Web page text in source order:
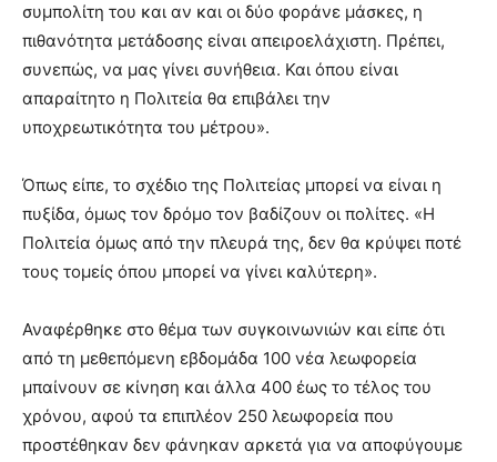
συμπολίτη του και αν και οι δύο φοράνε μάσκες, η
πιθανότητα μετάδοσης είναι απειροελάχιστη. Πρέπει,
συνεπώς, να μας γίνει συνήθεια. Και όπου είναι
απαραίτητο η Πολιτεία θα επιβάλει την
υποχρεωτικότητα του μέτρου».
Όπως είπε, το σχέδιο της Πολιτείας μπορεί να είναι η
πυξίδα, όμως τον δρόμο τον βαδίζουν οι πολίτες. «Η
Πολιτεία όμως από την πλευρά της, δεν θα κρύψει ποτέ
τους τομείς όπου μπορεί να γίνει καλύτερη».
Αναφέρθηκε στο θέμα των συγκοινωνιών και είπε ότι
από τη μεθεπόμενη εβδομάδα 100 νέα λεωφορεία
μπαίνουν σε κίνηση και άλλα 400 έως το τέλος του
χρόνου, αφού τα επιπλέον 250 λεωφορεία που
προστέθηκαν δεν φάνηκαν αρκετά για να αποφύγουμε